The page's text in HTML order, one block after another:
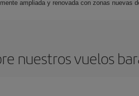
ampliada y renovada con zonas nuevas
nuestros vuelos